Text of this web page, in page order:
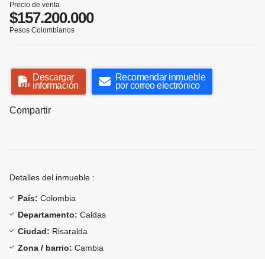
Precio de venta
$157.200.000
Pesos Colombianos
Descargar
información
Recomendar inmueble
por correo electrónico
Compartir
Detalles del inmueble :
País: Colombia
Departamento: Caldas
Ciudad: Risaralda
Zona / barrio: Cambia